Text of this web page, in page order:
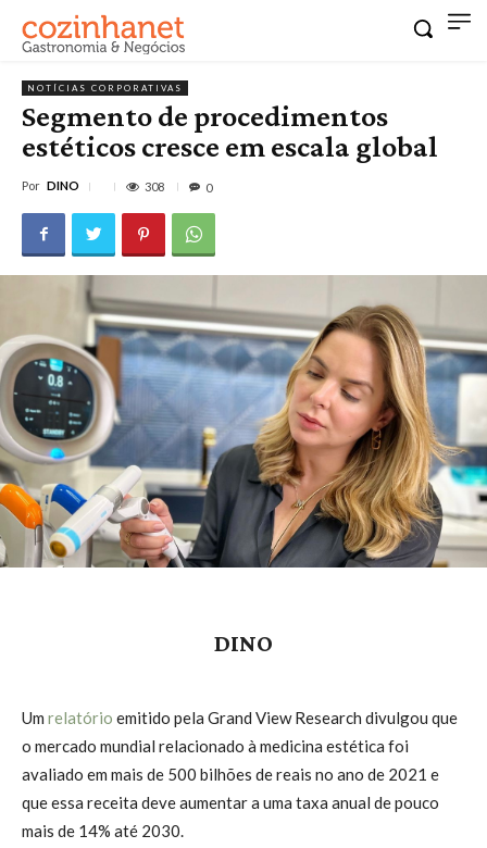
NOTÍCIAS CORPORATIVAS
Segmento de procedimentos
estéticos cresce em escala global
Por DINO 308 0
DINO
Um relatório emitido pela Grand View Research divulgou que
o mercado mundial relacionado à medicina estética foi
avaliado em mais de 500 bilhões de reais no ano de 2021 e
que essa receita deve aumentar a uma taxa anual de pouco
mais de 14% até 2030.